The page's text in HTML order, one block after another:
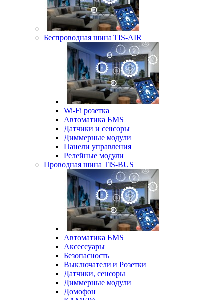
Беспроводная шина TIS-AIR
Wi-Fi розетка
Автоматика BMS
Датчики и сенсоры
Диммерные модули
Панели управления
Релейные модули
Проводная шина TIS-BUS
Автоматика BMS
Аксессуары
Безопасность
Выключатели и Розетки
Датчики, сенсоры
Диммерные модули
Домофон